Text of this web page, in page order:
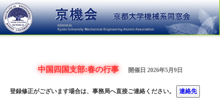
中国四国支部:春の行事 開催日 2026年5月9日
登録修正がございます場合は、事務局へ直接ご連絡ください。 連絡先